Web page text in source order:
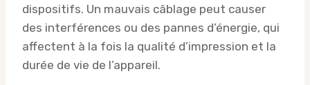
dispositifs. Un mauvais câblage peut causer
des interférences ou des pannes d’énergie, qui
affectent à la fois la qualité d’impression et la
durée de vie de l’appareil.